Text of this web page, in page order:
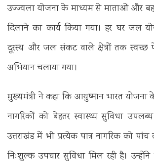
उज्ज्वला योजना के माध्यम से माताओं और
दिलाने का कार्य किया गया। हर घर जल
दूरस्थ और जल संकट वाले क्षेत्रों तक
अभियान चलाया गया।
मुख्यमंत्री ने कहा कि आयुष्मान भारत
नागरिकों को बेहतर स्वास्थ्य सुविधा
उत्तराखंड में भी प्रत्येक पात्र नागरिक को
निःशुल्क उपचार सुविधा मिल रही है।